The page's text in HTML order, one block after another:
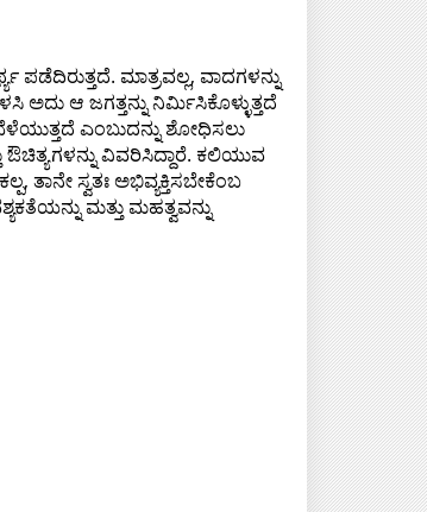
ಪಡೆದಿರುತ್ತದೆ. ಮಾತ್ರವಲ್ಲ, ವಾದಗಳನ್ನು
ಅದು ಆ ಜಗತ್ತನ್ನು ನಿರ್ಮಿಸಿಕೊಳ್ಳುತ್ತದೆ
ಬೆಳೆಯುತ್ತದೆ ಎಂಬುದನ್ನು ಶೋಧಿಸಲು
ವಿವರಿಸಿದ್ದಾರೆ. ಕಲಿಯುವ
ತಾನೇ ಸ್ವತಃ ಅಭಿವ್ಯಕ್ತಿಸಬೇಕೆಂಬ
ಮತ್ತು ಮಹತ್ವವನ್ನು